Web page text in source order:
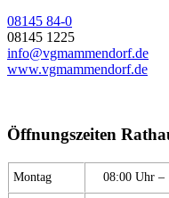
08145 84-0
08145 1225
info@vgmammendorf.de
www.vgmammendorf.de
Öffnungszeiten
Montag 08:00 Uhr –